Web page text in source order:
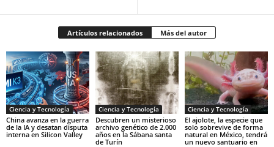
Artículos relacionados Más del autor
Ciencia y Tecnología
China avanza en la guerra
de la IA y desatan disputa
interna en Silicon Valley
Ciencia y Tecnología
Descubren un misterioso
archivo genético de 2.000
años en la Sábana santa
de Turín
Ciencia y Tecnología
El ajolote, la especie que
solo sobrevive de forma
natural en México, tendrá
un nuevo santuario en